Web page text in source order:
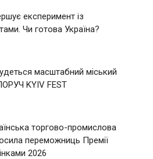
експеримент із
Чи готова Україна?
масштабний міський
KYIV FEST
торгово-промислова
переможниць Премії
2026